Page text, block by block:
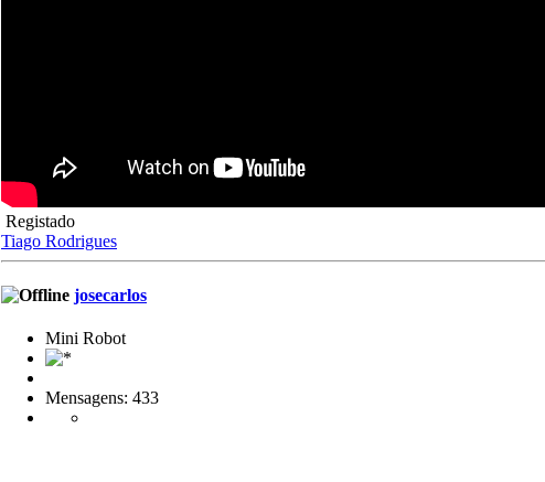
Registado
Tiago Rodrigues
josecarlos
Mini Robot
Mensagens: 433